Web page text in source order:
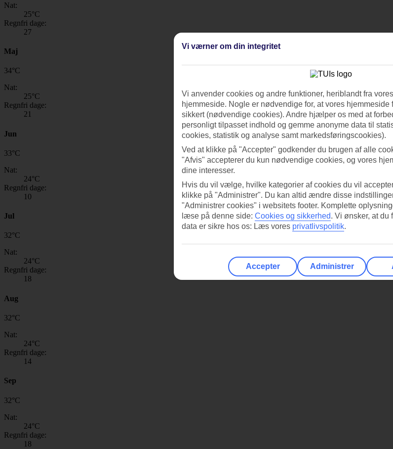
Nat:
25°C
Regnfri dage:
27
Maj
34°C
Nat:
25°C
Regnfri dage:
21
Jun
33°C
Nat:
24°C
Regnfri dage:
10
Jul
32°C
Nat:
24°C
Regnfri dage:
18
Aug
32°C
Nat:
24°C
Regnfri dage:
14
Sep
32°C
Nat:
24°C
Regnfri dage:
18
Vi værner om din integritet
Vi anvender cookies og andre funktioner, heriblandt fra
hjemmeside. Nogle er nødvendige for, at vores hjemmeside
sikkert (nødvendige cookies). Andre hjælper os med at
personligt tilpasset indhold og gemme anonyme data til
cookies, statistik og analyse samt markedsføringscookies).
Ved at klikke på "Accepter" godkender du brugen af alle
"Afvis" accepterer du kun nødvendige cookies, og vores
dine interesser.
Hvis du vil vælge, hvilke kategorier af cookies du vil
klikke på "Administrer". Du kan altid ændre disse
"Administrer cookies" i websitets footer. Komplette
læse på denne side: Cookies og sikkerhed. Vi ønsker, at du
data er sikre hos os: Læs vores privatlivspolitik.
Accepter Administrer